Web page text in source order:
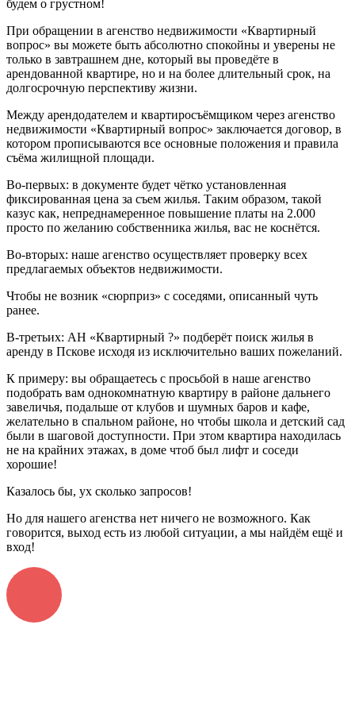
будем о грустном!
При обращении в агенство недвижимости «Квартирный
вопрос» вы можете быть абсолютно спокойны и уверены не
только в завтрашнем дне, который вы проведёте в
арендованной квартире, но и на более длительный срок, на
долгосрочную перспективу жизни.
Между арендодателем и квартиросъёмщиком через агенство
недвижимости «Квартирный вопрос» заключается договор, в
котором прописываются все основные положения и правила
съёма жилищной площади.
Во-первых: в документе будет чётко установленная
фиксированная цена за съем жилья. Таким образом, такой
казус как, непреднамеренное повышение платы на 2.000
просто по желанию собственника жилья, вас не коснётся.
Во-вторых: наше агенство осуществляет проверку всех
предлагаемых объектов недвижимости.
Чтобы не возник «сюрприз» с соседями, описанный чуть
ранее.
В-третьих: АН «Квартирный ?» подберёт поиск жилья в
аренду в Пскове исходя из исключительно ваших пожеланий.
К примеру: вы обращаетесь с просьбой в наше агенство
подобрать вам однокомнатную квартиру в районе дальнего
завеличья, подальше от клубов и шумных баров и кафе,
желательно в спальном районе, но чтобы школа и детский сад
были в шаговой доступности. При этом квартира находилась
не на крайних этажах, в доме чтоб был лифт и соседи
хорошие!
Казалось бы, ух сколько запросов!
Но для нашего агенства нет ничего не возможного. Как
говорится, выход есть из любой ситуации, а мы найдём ещё и
вход!